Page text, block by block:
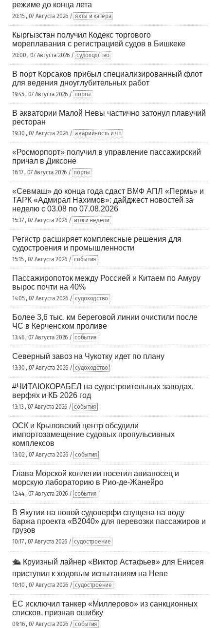
режиме до конца лета
20:15 , 07 Августа 2026 / яхты и катера
Кыргызстан получил Кодекс торгового
мореплавания с регистрацией судов в Бишкеке
20:00 , 07 Августа 2026 / судоходство
В порт Корсаков прибыл специализированный флот
для ведения дноуглубительных работ
19:45 , 07 Августа 2026 / порты
В акватории Малой Невы частично затонул плавучий
ресторан
19:30 , 07 Августа 2026 / аварийность и чп
«Росморпорт» получил в управление пассажирский
причал в Диксоне
16:17 , 07 Августа 2026 / порты
«Севмаш» до конца года сдаст ВМФ АПЛ «Пермь» и
ТАРК «Адмирал Нахимов»: дайджест новостей за
неделю с 03.08 по 07.08.2026
15:37 , 07 Августа 2026 / итоги недели
Регистр расширяет комплексные решения для
судостроения и промышленности
15:15 , 07 Августа 2026 / события
Пассажиропоток между Россией и Китаем по Амуру
вырос почти на 40%
14:05 , 07 Августа 2026 / судоходство
Более 3,6 тыс. км береговой линии очистили после
ЧС в Керченском проливе
13:46 , 07 Августа 2026 / события
Северный завоз на Чукотку идет по плану
13:30 , 07 Августа 2026 / судоходство
#ЧИТАЮКОРАБЕЛ на судостроительных заводах,
верфях и КБ 2026 год
13:13 , 07 Августа 2026 / события
ОСК и Крыловский центр обсудили
импортозамещение судовых пропульсивных
комплексов
13:02 , 07 Августа 2026 / события
Глава Морской коллегии посетил авианосец и
морскую лабораторию в Рио-де-Жанейро
12:44 , 07 Августа 2026 / события
В Якутии на новой судоверфи спущена на воду
баржа проекта «В2040» для перевозки пассажиров и
грузов
10:17 , 07 Августа 2026 / судостроение
🛳️ Круизный лайнер «Виктор Астафьев» для Енисея
приступил к ходовым испытаниям на Неве
10:10 , 07 Августа 2026 / судостроение
ЕС исключил танкер «Миллерово» из санкционных
списков, признав ошибку
09:16 , 07 Августа 2026 / события